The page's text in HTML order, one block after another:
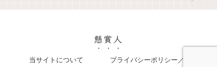
懸賞人
当サイトについて プライバシーポリシー／免責事項